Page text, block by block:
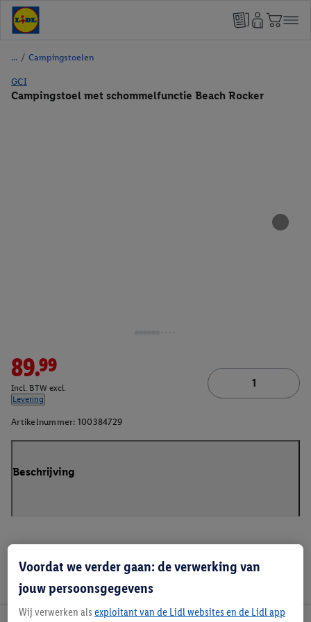
/ Campingstoelen
GCI
Campingstoel met schommelfunctie Beach Rocker
89.99
Incl. BTW excl.
Levering
Artikelnummer: 100384729
Beschrijving
Voordat we verder gaan: de verwerking van
jouw persoonsgegevens
Wij verwerken als exploitant van de Lidl websites en de Lidl app